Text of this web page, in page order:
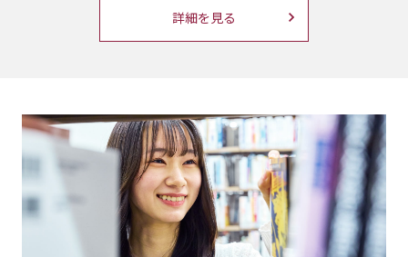
詳細を見る